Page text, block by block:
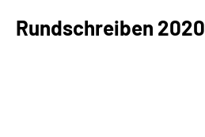
Rente
Rundschreiben 2020